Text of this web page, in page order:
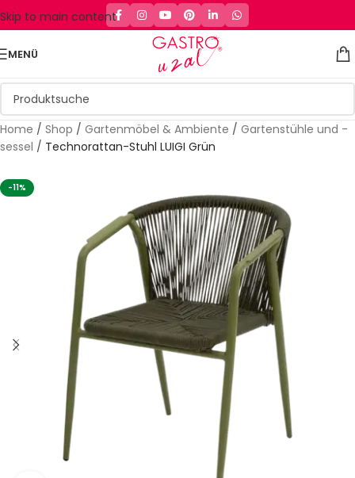
Skip to main content
MENÜ
Home / Shop / Gartenmöbel & Ambiente / Gartenstühle und -
sessel / Technorattan-Stuhl LUIGI Grün
-11%